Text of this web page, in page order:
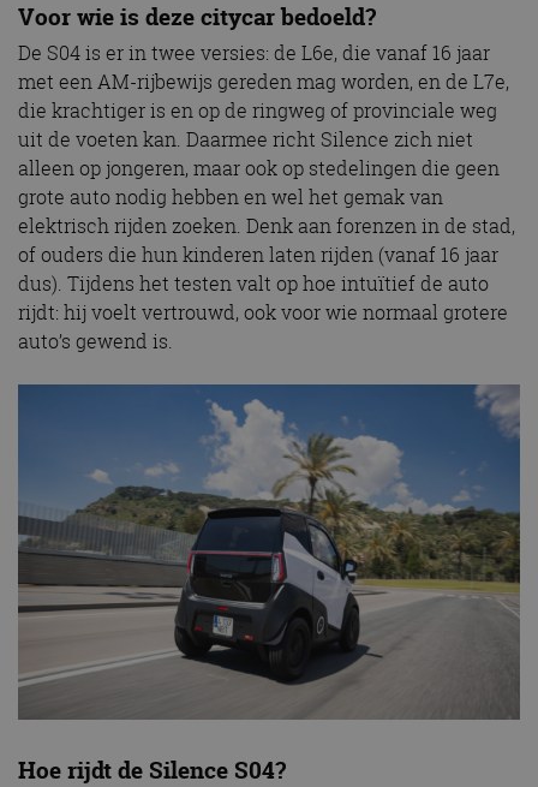
Voor wie is deze citycar bedoeld?
De S04 is er in twee versies: de L6e, die vanaf 16 jaar
met een AM-rijbewijs gereden mag worden, en de L7e,
die krachtiger is en op de ringweg of provinciale weg
uit de voeten kan. Daarmee richt Silence zich niet
alleen op jongeren, maar ook op stedelingen die geen
grote auto nodig hebben en wel het gemak van
elektrisch rijden zoeken. Denk aan forenzen in de stad,
of ouders die hun kinderen laten rijden (vanaf 16 jaar
dus). Tijdens het testen valt op hoe intuïtief de auto
rijdt: hij voelt vertrouwd, ook voor wie normaal grotere
auto’s gewend is.
Hoe rijdt de Silence S04?